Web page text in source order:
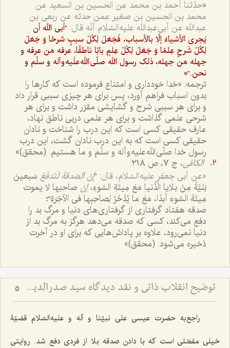
«حدّثنا أحمد بن محمد عن الحسین بن السعید عن
محمد بن الحسین بن صغیر عمن حدثه عن ربعی بن
عبدالله عن أبی‌عبدالله علیه السّلام أنّه قال: ”أبی الله أن
یَجری الأشیاءَ إلّا بالأسباب، فَجَعَلَ لِکُلّ سببٍ شرحًا وَ جَعَلَ
لِکُلّ شَرحٍ عِلمًا وَ جَعَلَ لِکُلّ عِلمٍ بابًا ناطقًا، عرفه مَن عرفه و
جهله مَن جهله، ذلک رسول الله صلّی الله علَیه و آله و سلّم و
نحن.“»
ترجمه: «خدا خودداری و امتناع فرموده است که کارها را
بدون اسباب فراهم آورد، پس برای هر چیزی سببی قرار داد
و برای هر سببی شرح و گشایشی مقرّر داشت و برای هر
شرحی علمی گذاشت و برای هر علمی دربی ناطق نهاد،
عارف حقیقی کسی است که این درب را شناخت و نادان
حقیقی کسی است که به این درب نادان گشت، این درب
رسول خدا صلّی الله علیه و آله و سلّم و ما هستیم. (محقق)»
الکافی، ج 7، ص 218:
«عن أبی جعفرٍ علیه السّلام، قال: ”إنّ الصّدقةَ لَتَدفَعُ سَبعینَ
بَلیَّةً مِنْ بلایا الدُّنیا مَعَ مِیتَةِ السَّوءِ،إنّ صاحبَها لا یموت
مِیتَةَ السَّوءِ أبدًا، مَعَ ما یُدَّخَرُ لِصاحِبِها فی الآخِرَةِ“؛
صدقه هفتاد گرفتاری از گرفتاری‌های دنیا و مرگ بد را
دفع می‌کند، کسی که صدقه می‌دهد هرگز به مرگ بد از
دنیا نمی‌رود، علاوه بر پاداش‌هایی که برای او در آخرت
ذخیره می‌شود. (محقق)»
توضیح انقلاب ذاتی و نقد دیدگاه سید صدرالدین درباره وجود ذهنی - بررسی نسبت حرکت جوهری، معجزه و ادراک ذهن 5
راجع‌به حضرت عیسی علی نبیّنا و آله و علیه السّلام قضیّۀ
خیلی مفصّلی است که با دادن صدقه بلا از فردی دفع شد. روایتی